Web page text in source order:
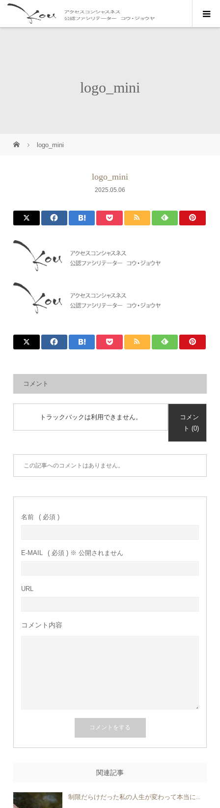
logo_mini
logo_mini
logo_mini
2025.05.06
コメント
トラックバックは利用できません。
コメン
ト (0)
この記事へのコメントはありません。
名前 ( 必須 )
E-MAIL ( 必須 ) ※ 公開されません
URL
コメント内容
関連記事
制限だらけだった私の人生が変わって本当に...